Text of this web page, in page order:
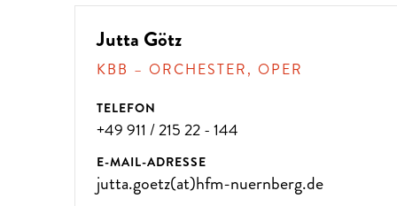
!
Jutta Götz
KBB – ORCHESTER, OPER
TELEFON
+49 911 / 215 22 - 144
E-MAIL-ADRESSE
jutta.goetz(at)hfm-nuernberg.de